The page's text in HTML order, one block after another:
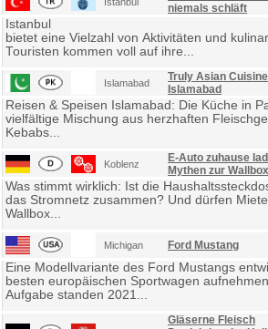
niemals schläft
Istanbul
bietet eine Vielzahl von Aktivitäten und
Touristen kommen voll auf ihre...
Islamabad
Truly Asian Cuisine
Islamabad
Reisen & Speisen Islamabad: Die Küche in
vielfältige Mischung aus herzhaften
Kebabs...
Koblenz
E-Auto zuhause
Mythen zur Wallbox
Was stimmt wirklich: Ist die
das Stromnetz zusammen? Und dürfen
Wallbox...
Michigan Ford Mustang
Eine Modellvariante des Ford Mustangs
besten europäischen Sportwagen
Aufgabe standen 2021...
Gläserne Fleisch